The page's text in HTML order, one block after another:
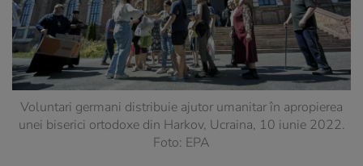
Voluntari germani distribuie ajutor umanitar în apropierea
unei biserici ortodoxe din Harkov, Ucraina, 10 iunie 2022.
Foto: EPA